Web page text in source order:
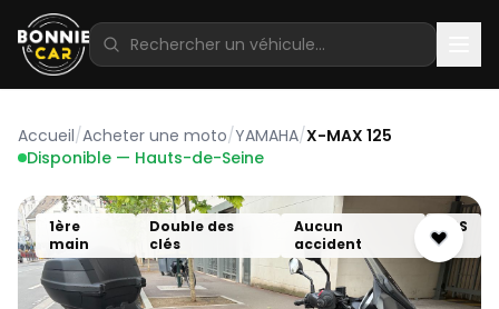
Accueil/Acheter une moto/YAMAHA/X-MAX 125
Disponible — Hauts-de-Seine
1ère
main
Double des
clés
Aucun
accident
ABS